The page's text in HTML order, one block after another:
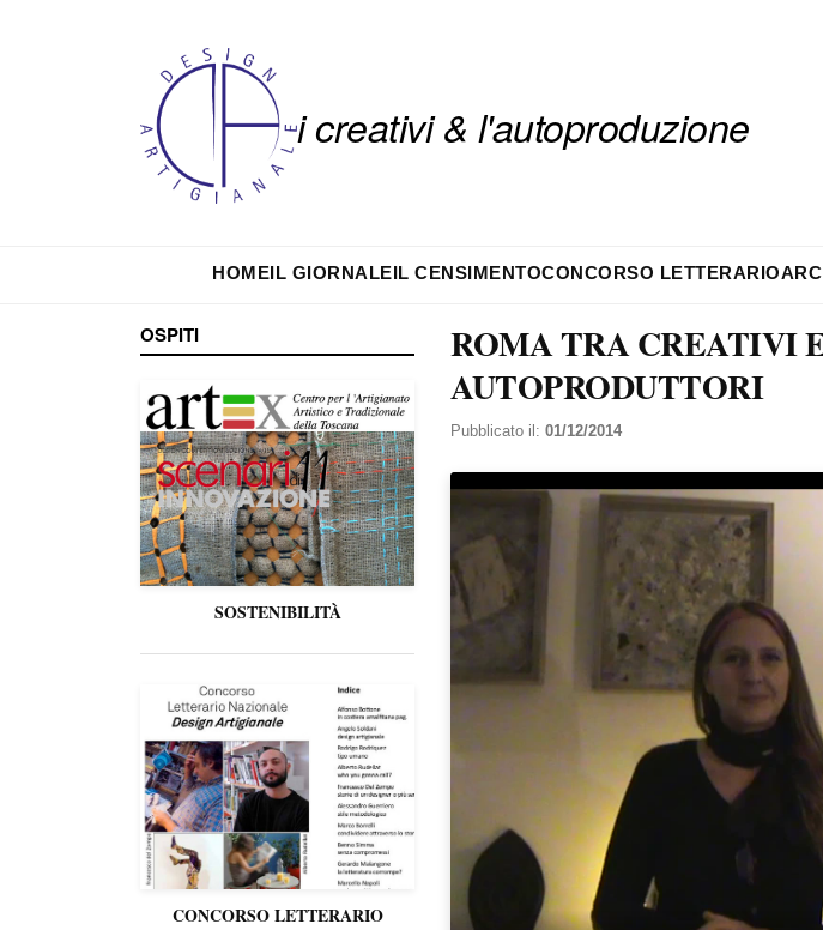
i creativi & l'autoproduzione
HOMEIL GIORNALEIL CENSIMENTOCONCORSO LETTERARIO
OSPITI
SOSTENIBILITÀ
CONCORSO LETTERARIO
ROMA TRA CREATIVI
AUTOPRODUTTORI
Pubblicato il:01/12/2014